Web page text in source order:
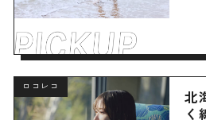
ロコレコ
北
く